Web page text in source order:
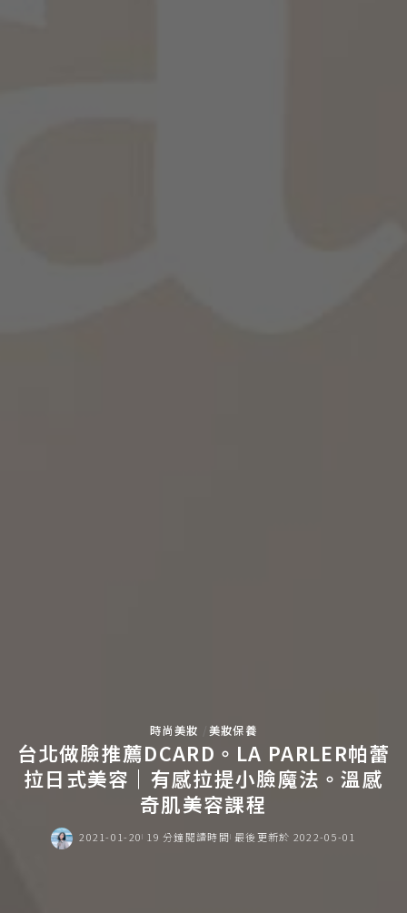
時尚美妝 美妝保養
台北做臉推薦DCARD。LA PARLER帕蕾
拉日式美容｜有感拉提小臉魔法。溫感
奇肌美容課程
2021-01-20 19 分鐘閱讀時間 最後更新於 2022-05-01